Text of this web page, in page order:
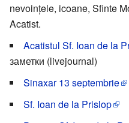
nevoințele, icoane, Sfinte
Acatist.
Acatistul Sf. Ioan de la
заметки (livejournal)
Sinaxar 13 septembrie
Sf. Ioan de la Prislop